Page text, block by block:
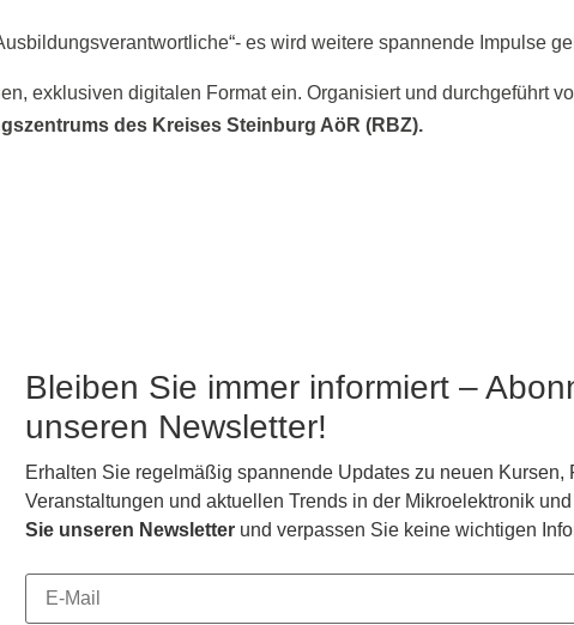
es wird weitere spannende Impulse
exklusiven digitalen Format ein. Organisiert und durchgeführt
des Kreises Steinburg AöR (RBZ).
Bleiben Sie immer informiert –
unseren Newsletter!
Erhalten Sie regelmäßig spannende Updates zu neuen Kursen,
Veranstaltungen und aktuellen Trends in der Mikroelektronik
Sie unseren Newsletter und verpassen Sie keine wichtigen